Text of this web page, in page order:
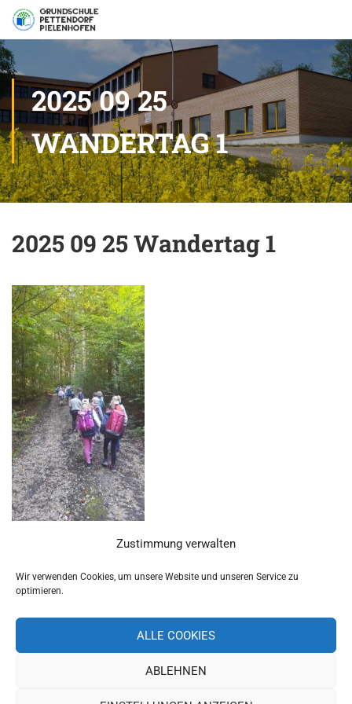
Zustimmung verwalten
Wir verwenden Cookies, um unsere Website und unseren Service zu
optimieren.
ALLE COOKIES
ABLEHNEN
2025 09 25
WANDERTAG 1
2025 09 25 Wandertag 1